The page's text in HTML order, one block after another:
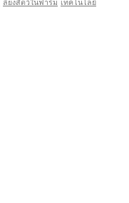
ลี้ยงสัตว์ในฟาร์ม เทคโนโลยี